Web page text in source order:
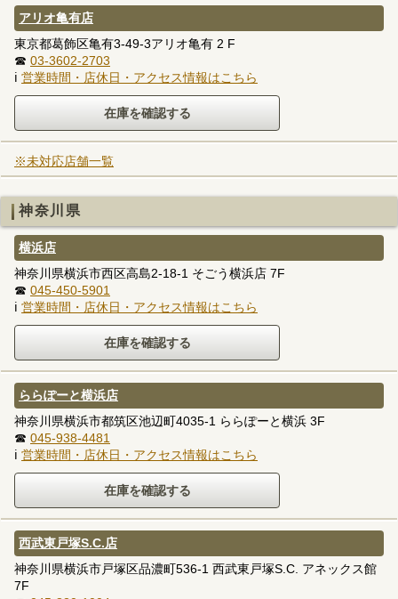
アリオ亀有店
東京都葛飾区亀有3-49-3アリオ亀有 2 F
☎ 03-3602-2703
ℹ 営業時間・店休日・アクセス情報はこちら
※未対応店舗一覧
神奈川県
横浜店
神奈川県横浜市西区高島2-18-1 そごう横浜店 7F
☎ 045-450-5901
ℹ 営業時間・店休日・アクセス情報はこちら
ららぽーと横浜店
神奈川県横浜市都筑区池辺町4035-1 ららぽーと横浜 3F
☎ 045-938-4481
ℹ 営業時間・店休日・アクセス情報はこちら
西武東戸塚S.C.店
神奈川県横浜市戸塚区品濃町536-1 西武東戸塚S.C. アネックス館
7F